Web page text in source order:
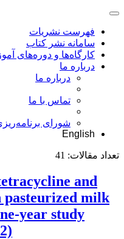
فهرست نشریات
سامانه نشر کتاب
کارگاه‌ها و دوره‌های
درباره ما
درباره ما
تماس با ما
شورای
English
تعداد مقالات: 41
and
pasteurized milk
year study